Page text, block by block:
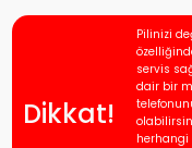
Dikkat!
Pilinizi
servis
dair bir